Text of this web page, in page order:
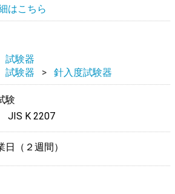
はこちら
試験器
試験器 針入度試験器
験
JIS K 2207
（２週間）